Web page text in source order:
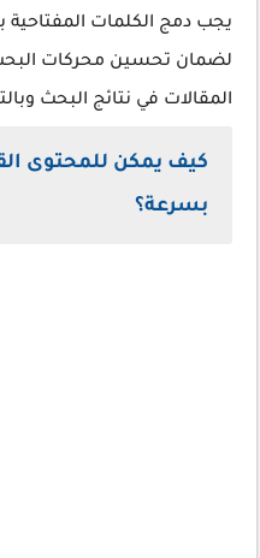
يجب دمج الكلمات
لضمان تحسين محركات
المقالات في نتائج البحث
كيف يمكن للمحتوى
بسرعة؟